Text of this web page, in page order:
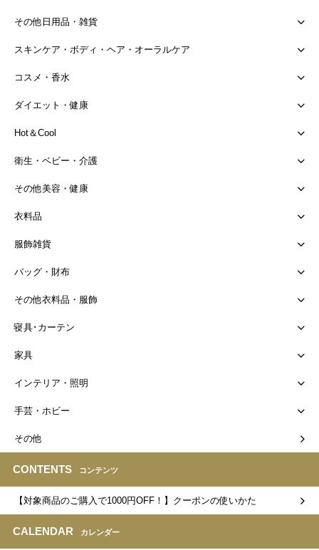
その他日用品・雑貨
スキンケア・ボディ・ヘア・オーラルケア
コスメ・香水
ダイエット・健康
Hot＆Cool
衛生・ベビー・介護
その他美容・健康
衣料品
服飾雑貨
バッグ・財布
その他衣料品・服飾
寝具･カーテン
家具
インテリア・照明
手芸・ホビー
その他
CONTENTS コンテンツ
【対象商品のご購入で1000円OFF！】クーポンの使いかた
CALENDAR カレンダー